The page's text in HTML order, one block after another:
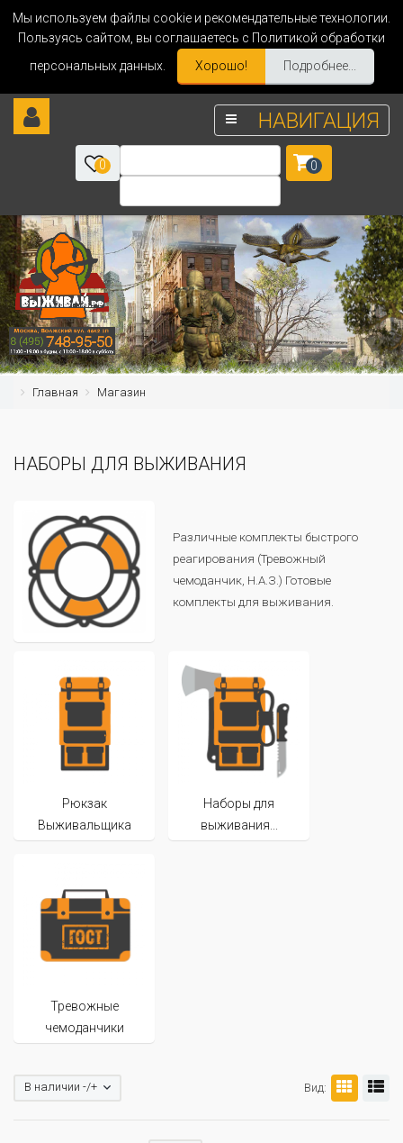
Мы используем файлы cookie и рекомендательные технологии.
Пользуясь сайтом, вы соглашаетесь с Политикой обработки
персональных данных.
Хорошо! Подробнее...
НАВИГАЦИЯ
0 0
Главная Магазин
НАБОРЫ ДЛЯ ВЫЖИВАНИЯ
Различные комплекты быстрого
реагирования (Тревожный
чемоданчик, Н.А.З.) Готовые
комплекты для выживания.
Рюкзак
Выживальщика
Наборы для
выживания...
Тревожные
чемоданчики
Вид:
В наличии -/+